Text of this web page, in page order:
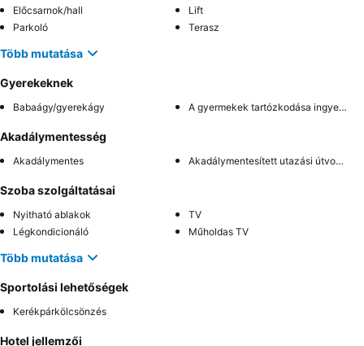
Előcsarnok/hall
Lift
Parkoló
Terasz
Több mutatása
Gyerekeknek
Babaágy/gyerekágy A gyermekek tartózkodása ingyenes
Akadálymentesség
Akadálymentes Akadálymentesített utazási útvonal
Szoba szolgáltatásai
Nyitható ablakok
TV
Légkondicionáló
Műholdas TV
Több mutatása
Sportolási lehetőségek
Kerékpárkölcsönzés
Hotel jellemzői